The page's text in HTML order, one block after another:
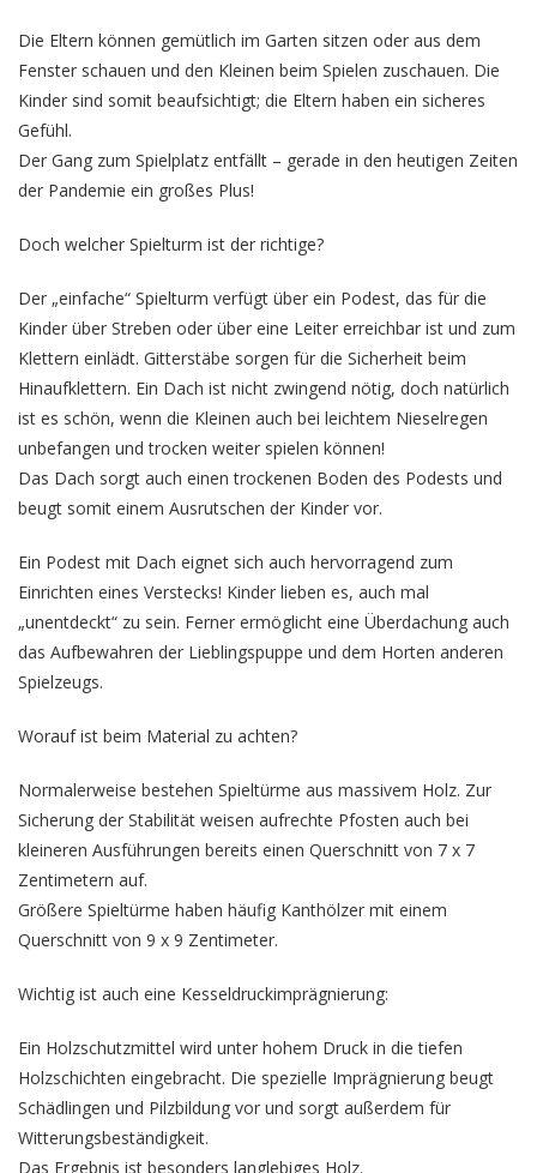
Die Eltern können gemütlich im Garten sitzen oder aus dem
Fenster schauen und den Kleinen beim Spielen zuschauen. Die
Kinder sind somit beaufsichtigt; die Eltern haben ein sicheres
Gefühl.
Der Gang zum Spielplatz entfällt – gerade in den heutigen Zeiten
der Pandemie ein großes Plus!
Doch welcher Spielturm ist der richtige?
Der „einfache“ Spielturm verfügt über ein Podest, das für die
Kinder über Streben oder über eine Leiter erreichbar ist und zum
Klettern einlädt. Gitterstäbe sorgen für die Sicherheit beim
Hinaufklettern. Ein Dach ist nicht zwingend nötig, doch natürlich
ist es schön, wenn die Kleinen auch bei leichtem Nieselregen
unbefangen und trocken weiter spielen können!
Das Dach sorgt auch einen trockenen Boden des Podests und
beugt somit einem Ausrutschen der Kinder vor.
Ein Podest mit Dach eignet sich auch hervorragend zum
Einrichten eines Verstecks! Kinder lieben es, auch mal
„unentdeckt“ zu sein. Ferner ermöglicht eine Überdachung auch
das Aufbewahren der Lieblingspuppe und dem Horten anderen
Spielzeugs.
Worauf ist beim Material zu achten?
Normalerweise bestehen Spieltürme aus massivem Holz. Zur
Sicherung der Stabilität weisen aufrechte Pfosten auch bei
kleineren Ausführungen bereits einen Querschnitt von 7 x 7
Zentimetern auf.
Größere Spieltürme haben häufig Kanthölzer mit einem
Querschnitt von 9 x 9 Zentimeter.
Wichtig ist auch eine Kesseldruckimprägnierung:
Ein Holzschutzmittel wird unter hohem Druck in die tiefen
Holzschichten eingebracht. Die spezielle Imprägnierung beugt
Schädlingen und Pilzbildung vor und sorgt außerdem für
Witterungsbeständigkeit.
Das Ergebnis ist besonders langlebiges Holz.